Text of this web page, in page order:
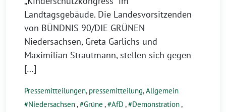
Landtagsgebäude. Die Landesvorsitzenden
von BÜNDNIS 90/DIE GRÜNEN
Niedersachsen, Greta Garlichs und
Maximilian Strautmann, stellen sich gegen
[…]
Pressemitteilungen, pressemitteilung,Allgemein
Niedersachsen, Grüne , AfD , Demonstration,